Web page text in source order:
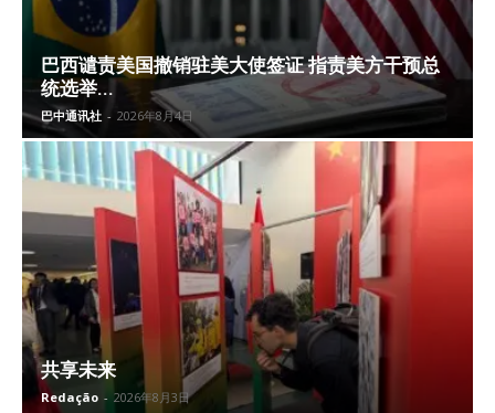
巴西谴责美国撤销驻美大使签证 指责美方干预总
统选举...
巴中通讯社 - 2026年8月4日
共享未来
Redação - 2026年8月3日